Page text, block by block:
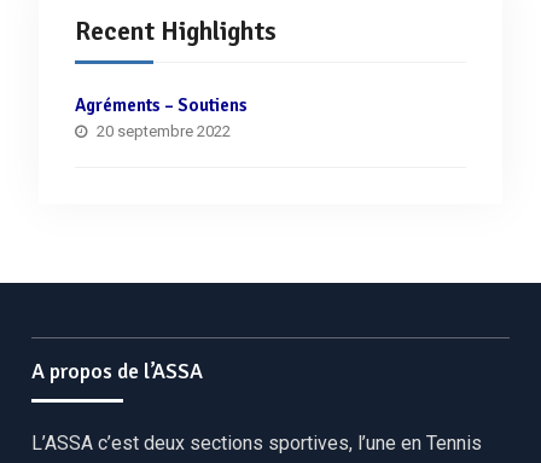
Recent Highlights
Agréments – Soutiens
20 septembre 2022
A propos de l’ASSA
L’ASSA c’est deux sections sportives, l’une en Tennis